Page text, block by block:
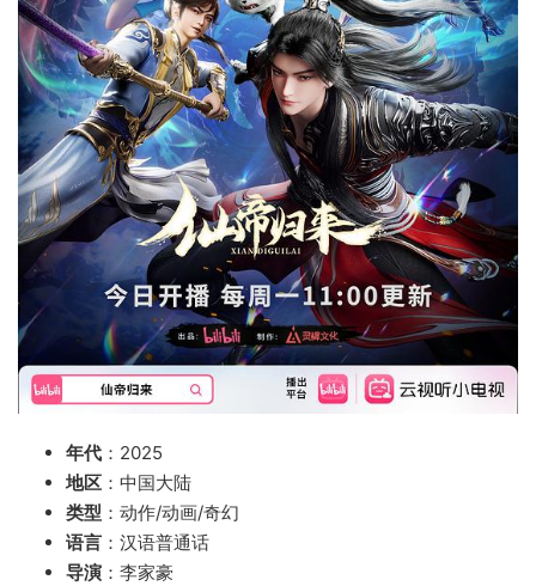
年代 ：2025
地区 ：中国大陆
类型 ：动作/动画/奇幻
语言 ：汉语普通话
导演 ：李家豪